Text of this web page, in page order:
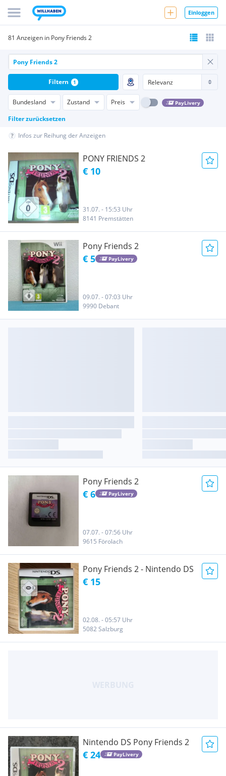
Einloggen
81 Anzeigen in Pony Friends 2
Bundesland Zustand Preis PayLivery
Filter zurücksetzen
Filtern 1
Infos zur Reihung der Anzeigen
PONY FRIENDS 2
€ 10
31.07. - 15:53 Uhr
8141 Premstätten
Pony Friends 2
€ 5 PayLivery
09.07. - 07:03 Uhr
9990 Debant
Pony Friends 2
€ 6 PayLivery
07.07. - 07:56 Uhr
9615 Förolach
Pony Friends 2 - Nintendo DS
€ 15
02.08. - 05:57 Uhr
5082 Salzburg
Nintendo DS Pony Friends 2
€ 24 PayLivery